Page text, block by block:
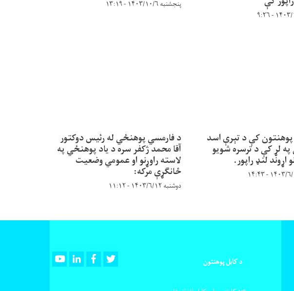
پنجشنبه ۱۴۰۳/۱۰/۶ - ۱۳:۱۹
پوهنتون کې د تېرې اسد
لړ کې د ترسره شویو
اړوند لنډ راپور.
د فارمسي پوهنځي له رئیس دوکتور
آقا محمد ژکفر سره د یاد پوهنځي په
لاسته راوړنو او عمومي وضعیت
ځانګړې مرکه:
دوشنبه ۱۴۰۳/۶/۱۲ - ۱۱:۱۲
د کابل پوهنتون YoutubeLinkedInFacebook